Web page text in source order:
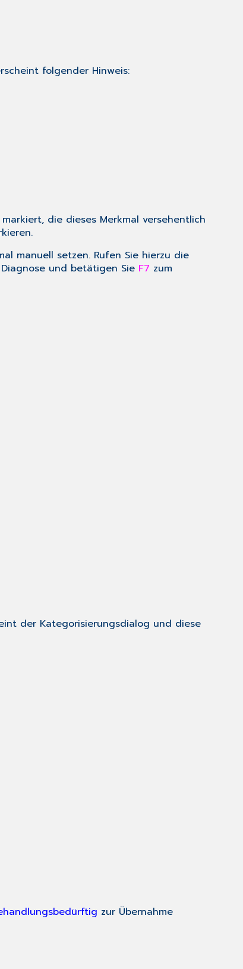
folgender Hinweis:
die dieses Merkmal versehentlich
manuell setzen. Rufen Sie hierzu die
und betätigen Sie F7 zum
der Kategorisierungsdialog und diese
zur Übernahme